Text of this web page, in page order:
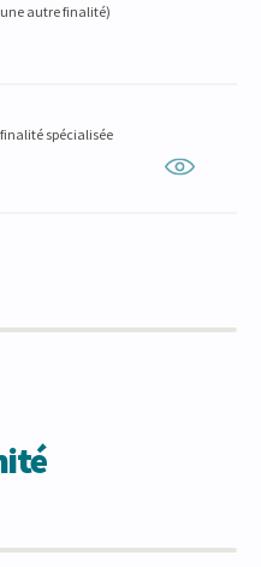
autre finalité)
spécialisée